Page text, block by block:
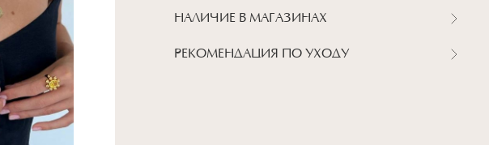
НАЛИЧИЕ В МАГАЗИНАХ
РЕКОМЕНДАЦИЯ ПО УХОДУ